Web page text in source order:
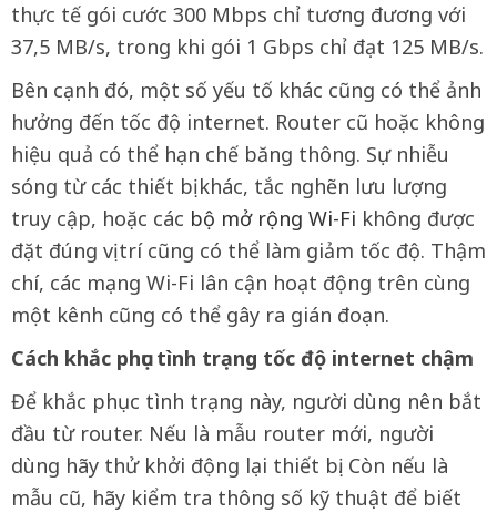
thực tế gói cước 300 Mbps chỉ tương đương với
37,5 MB/s, trong khi gói 1 Gbps chỉ đạt 125 MB/s.
Bên cạnh đó, một số yếu tố khác cũng có thể ảnh
hưởng đến tốc độ internet. Router cũ hoặc không
hiệu quả có thể hạn chế băng thông. Sự nhiễu
sóng từ các thiết bị khác, tắc nghẽn lưu lượng
truy cập, hoặc các bộ mở rộng Wi-Fi không được
đặt đúng vị trí cũng có thể làm giảm tốc độ. Thậm
chí, các mạng Wi-Fi lân cận hoạt động trên cùng
một kênh cũng có thể gây ra gián đoạn.
Cách khắc phục tình trạng tốc độ internet chậm
Để khắc phục tình trạng này, người dùng nên bắt
đầu từ router. Nếu là mẫu router mới, người
dùng hãy thử khởi động lại thiết bị. Còn nếu là
mẫu cũ, hãy kiểm tra thông số kỹ thuật để biết